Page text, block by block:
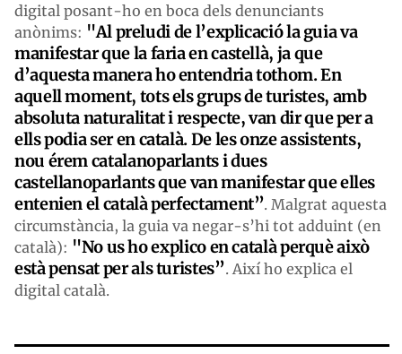
digital posant-ho en boca dels denunciants
anònims: "Al preludi de l’explicació la guia va
manifestar que la faria en castellà, ja que
d’aquesta manera ho entendria tothom. En
aquell moment, tots els grups de turistes, amb
absoluta naturalitat i respecte, van dir que per a
ells podia ser en català. De les onze assistents,
nou érem catalanoparlants i dues
castellanoparlants que van manifestar que elles
entenien el català perfectament”. Malgrat aquesta
circumstància, la guia va negar-s’hi tot adduint (en
català): "No us ho explico en català perquè això
està pensat per als turistes”. Així ho explica el
digital català.